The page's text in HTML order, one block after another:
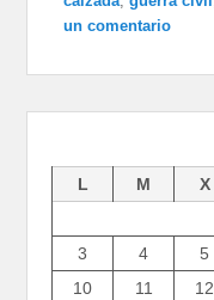
un comentario
L M X
3
4 5
10
11 12